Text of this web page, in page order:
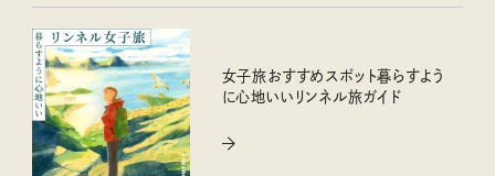
女子旅おすすめスポット暮らすよう
に心地いいリンネル旅ガイド